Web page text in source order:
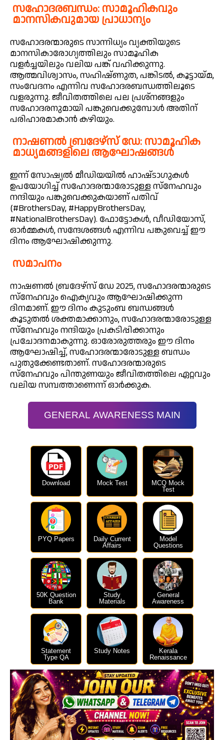
സഹോദരബന്ധം: സാമൂഹികവും
മാനസികവുമായ പ്രാധാന്യം
സഹോദരന്മാരുടെ സാന്നിധ്യം വ്യക്തിയുടെ
മാനസികാരോഗ്യത്തിലും സാമൂഹിക
വളർച്ചയിലും വലിയ പങ്ക് വഹിക്കുന്നു.
ആത്മവിശ്വാസം, സഹിഷ്ണുത, പങ്കിടൽ, കൂട്ടായ്മ,
സംവേദനം എന്നിവ സഹോദരബന്ധത്തിലൂടെ
വളരുന്നു. ജീവിതത്തിലെ പല പ്രശ്നങ്ങളും
സഹോദരനുമായി പങ്കുവെക്കുമ്പോൾ അതിന്
പരിഹാരമാകാൻ കഴിയും.
നാഷണൽ ബ്രദേഴ്സ് ഡേ: സാമൂഹിക
മാധ്യമങ്ങളിലെ ആഘോഷങ്ങൾ
ഇന്ന് സോഷ്യൽ മീഡിയയിൽ ഹാഷ്‌ടാഗുകൾ
ഉപയോഗിച്ച് സഹോദരന്മാരോടുള്ള സ്‌നേഹവും
നന്ദിയും പങ്കുവെക്കുകയാണ് പതിവ്
(#BrothersDay, #HappyBrothersDay,
#NationalBrothersDay). ഫോട്ടോകൾ, വീഡിയോസ്,
ഓർമ്മകൾ, സന്ദേശങ്ങൾ എന്നിവ പങ്കുവെച്ച് ഈ
ദിനം ആഘോഷിക്കുന്നു.
സമാപനം
നാഷണൽ ബ്രദേഴ്സ് ഡേ 2025, സഹോദരന്മാരുടെ
സ്‌നേഹവും ഐക്യവും ആഘോഷിക്കുന്ന
ദിനമാണ്. ഈ ദിനം കുടുംബ ബന്ധങ്ങൾ
കൂടുതൽ ശക്തമാക്കാനും, സഹോദരന്മാരോടുള്ള
സ്‌നേഹവും നന്ദിയും പ്രകടിപ്പിക്കാനും
പ്രചോദനമാകുന്നു. ഓരോരുത്തരും ഈ ദിനം
ആഘോഷിച്ച്, സഹോദരന്മാരോടുള്ള ബന്ധം
പുതുക്കേണ്ടതാണ്. സഹോദരന്മാരുടെ
സ്‌നേഹവും പിന്തുണയും ജീവിതത്തിലെ ഏറ്റവും
വലിയ സമ്പത്താണെന്ന് ഓർക്കുക.
GENERAL AWARENESS MAIN
Download Mock Test
MCQ Mock
Test
PYQ Papers
Daily Current
Affairs
Model
Questions
50K Question
Bank
Study
Materials
General
Awareness
Statement
Type QA
Study Notes
Kerala
Renaissance